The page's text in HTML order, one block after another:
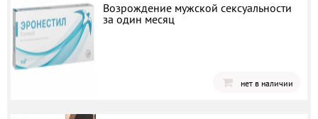
Возрождение мужской сексуальности
за один месяц
нет в наличии